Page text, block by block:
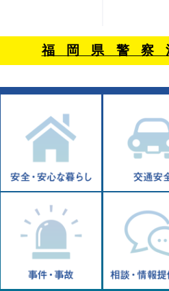
福岡県警察